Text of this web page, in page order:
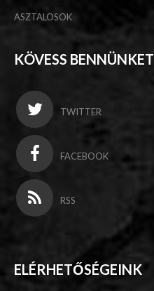
ASZTALOSOK
KÖVESS BENNÜNKET
TWITTER
FACEBOOK
RSS
ELÉRHETŐSÉGEINK